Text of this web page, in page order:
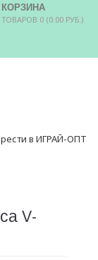
КОРЗИНА
ТОВАРОВ 0 (0.00 РУБ.)
V-